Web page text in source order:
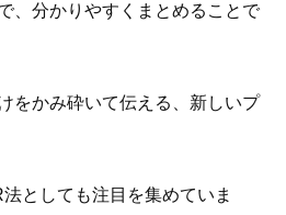
、分かりやすくまとめることで
をかみ砕いて伝える、新しいプ
としても注目を集めていま